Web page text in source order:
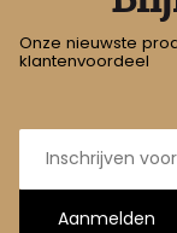
Onze nieuwste
klantenvoordeel
E-
mailadres
Aanmelden